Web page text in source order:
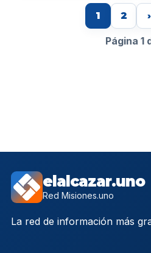
1 2 ›
Página 1
elalcazar.uno
Red Misiones.uno
La red de información más